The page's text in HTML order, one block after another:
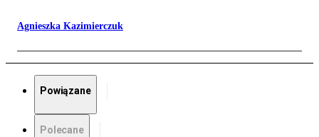
Agnieszka Kazimierczuk
Powiązane
Polecane